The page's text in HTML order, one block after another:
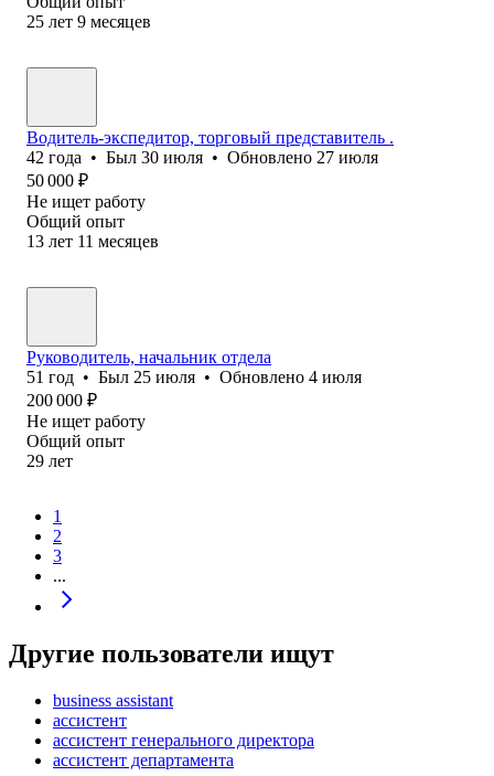
25 лет 9 месяцев
Водитель-экспедитор, торговый представитель .
42 года • Был 30 июля • Обновлено 27 июля
50 000 ₽
Не ищет работу
Общий опыт
13 лет 11 месяцев
Руководитель, начальник отдела
51 год • Был 25 июля • Обновлено 4 июля
200 000 ₽
Не ищет работу
Общий опыт
29 лет
1
2
3
...
Другие пользователи ищут
business assistant
ассистент
ассистент генерального директора
ассистент департамента